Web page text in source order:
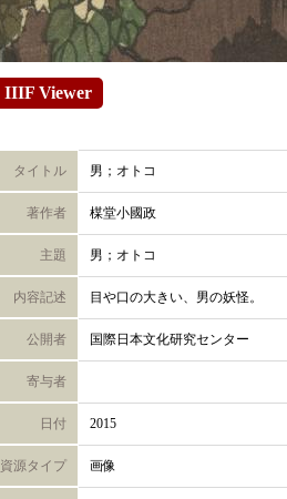
IIIF Viewer
タイトル 男；オトコ
著作者 楳堂小國政
主題 男；オトコ
内容記述 目や口の大きい、男の妖怪。
公開者 国際日本文化研究センター
寄与者
日付 2015
資源タイプ 画像